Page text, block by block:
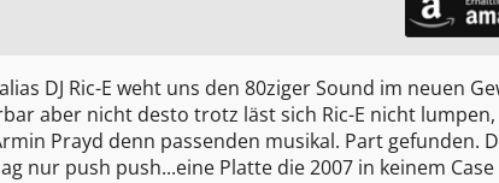
DJ Ric-E weht uns den 80ziger Sound im neuen
aber nicht desto trotz läst sich Ric-E nicht
Prayd denn passenden musikal. Part gefunden.
nur push push...eine Platte die 2007 in keinem